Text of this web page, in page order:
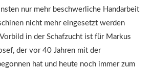
nur mehr beschwerliche Handarbeit
nicht mehr eingesetzt werden
in der Schafzucht ist für Markus
der vor 40 Jahren mit der
hat und heute noch immer zum